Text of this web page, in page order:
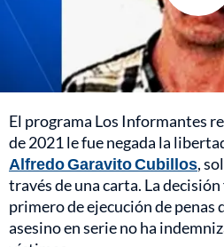
El programa Los Informantes
de 2021 le fue negada la
Alfredo Garavito Cubillos,
través de una carta. La
primero de ejecución de penas
asesino en serie no ha